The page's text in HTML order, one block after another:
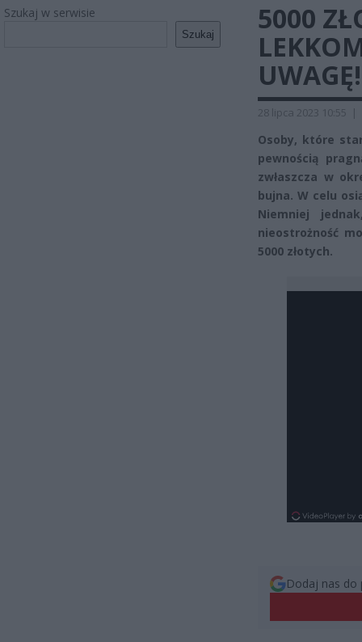
Szukaj w serwisie
Szukaj
5000
28 lipca 2023 10:55 |
Osoby, które
pewnością
zwłaszcza w
bujna. W celu
Niemniej
nieostrożność
5000 złotych.
Dodaj nas do